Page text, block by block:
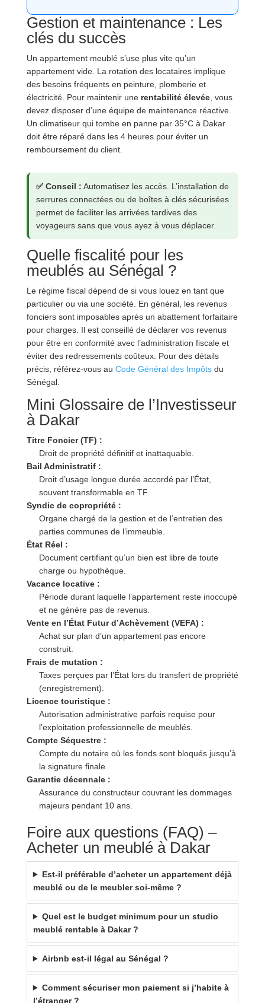
Gestion et maintenance : Les
clés du succès
Un appartement meublé s’use plus vite qu’un
appartement vide. La rotation des locataires implique
des besoins fréquents en peinture, plomberie et
électricité. Pour maintenir une rentabilité élevée, vous
devez disposer d’une équipe de maintenance réactive.
Un climatiseur qui tombe en panne par 35°C à Dakar
doit être réparé dans les 4 heures pour éviter un
remboursement du client.
✅ Conseil : Automatisez les accès. L’installation de
serrures connectées ou de boîtes à clés sécurisées
permet de faciliter les arrivées tardives des
voyageurs sans que vous ayez à vous déplacer.
Quelle fiscalité pour les
meublés au Sénégal ?
Le régime fiscal dépend de si vous louez en tant que
particulier ou via une société. En général, les revenus
fonciers sont imposables après un abattement forfaitaire
pour charges. Il est conseillé de déclarer vos revenus
pour être en conformité avec l’administration fiscale et
éviter des redressements coûteux. Pour des détails
précis, référez-vous au Code Général des Impôtsdu
Sénégal.
Mini Glossaire de l’Investisseur
à Dakar
Titre Foncier (TF) :
Droit de propriété définitif et inattaquable.
Bail Administratif :
Droit d’usage longue durée accordé par l’État,
souvent transformable en TF.
Syndic de copropriété :
Organe chargé de la gestion et de l’entretien des
parties communes de l’immeuble.
État Réel :
Document certifiant qu’un bien est libre de toute
charge ou hypothèque.
Vacance locative :
Période durant laquelle l’appartement reste inoccupé
et ne génère pas de revenus.
Vente en l’État Futur d’Achèvement (VEFA) :
Achat sur plan d’un appartement pas encore
construit.
Frais de mutation :
Taxes perçues par l’État lors du transfert de propriété
(enregistrement).
Licence touristique :
Autorisation administrative parfois requise pour
l’exploitation professionnelle de meublés.
Compte Séquestre :
Compte du notaire où les fonds sont bloqués jusqu’à
la signature finale.
Garantie décennale :
Assurance du constructeur couvrant les dommages
majeurs pendant 10 ans.
Foire aux questions (FAQ) –
Acheter un meublé à Dakar
Est-il préférable d’acheter un appartement déjà
meublé ou de le meubler soi-même ?
Quel est le budget minimum pour un studio
meublé rentable à Dakar ?
Airbnb est-il légal au Sénégal ?
Comment sécuriser mon paiement si j’habite à
l’étranger ?